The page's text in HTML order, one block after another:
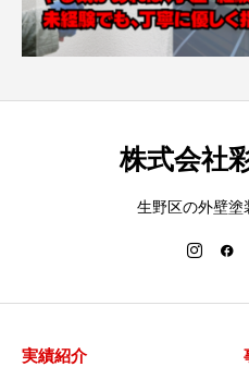
株式会社
生野区の外壁塗
実績紹介